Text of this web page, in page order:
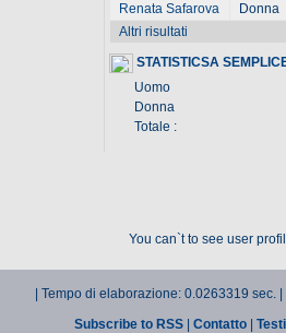
Renata Safarova
Donna
Altri risultati
STATISTICSA
Uomo
Donna
Totale :
You can`t to see user
| Tempo di elaborazione: 0.0263319 sec. |
Subscribe to RSS
Contatto